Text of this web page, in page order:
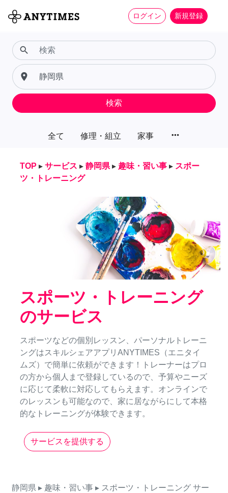
ログイン 新規登録
全て 修理・組立 家事 more_horiz
search
place
検索
TOP ▸ サービス ▸ 静岡県 ▸ 趣味・習い事 ▸ スポー
ツ・トレーニング
スポーツ・トレーニング
のサービス
スポーツなどの個別レッスン、パーソナルトレーニ
ングはスキルシェアアプリANYTIMES（エニタイ
ムズ）で簡単に依頼ができます！トレーナーはプロ
の方から個人まで登録しているので、予算やニーズ
に応じて柔軟に対応してもらえます。オンラインで
のレッスンも可能なので、家に居ながらにして本格
的なトレーニングが体験できます。
サービスを提供する
静岡県 ▸ 趣味・習い事 ▸ スポーツ・トレーニング サー